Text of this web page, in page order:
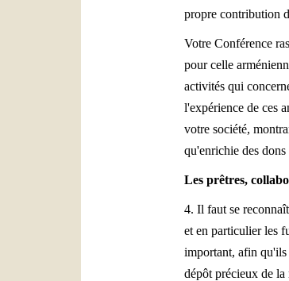
propre contribution
Votre Conférence
pour celle
activités qui
l'expérience de ces
votre société,
qu'enrichie des dons
Les prêtres,
4. Il faut se
et en particulier les
important, afin qu'ils
dépôt précieux de